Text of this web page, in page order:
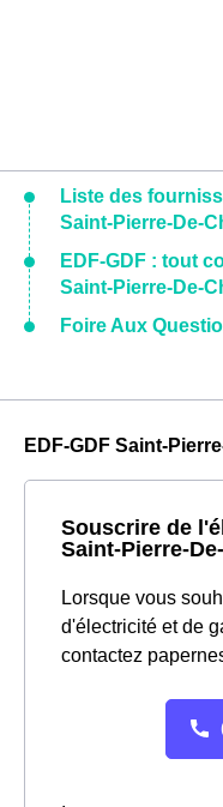
Liste des
Saint-Pierre-De-
EDF-GDF : tout
Saint-Pierre-De-
Foire Aux
EDF-GDF Saint-
Souscrire de
Saint-Pierre-
Lorsque vous
d'électricité et de
contactez
.